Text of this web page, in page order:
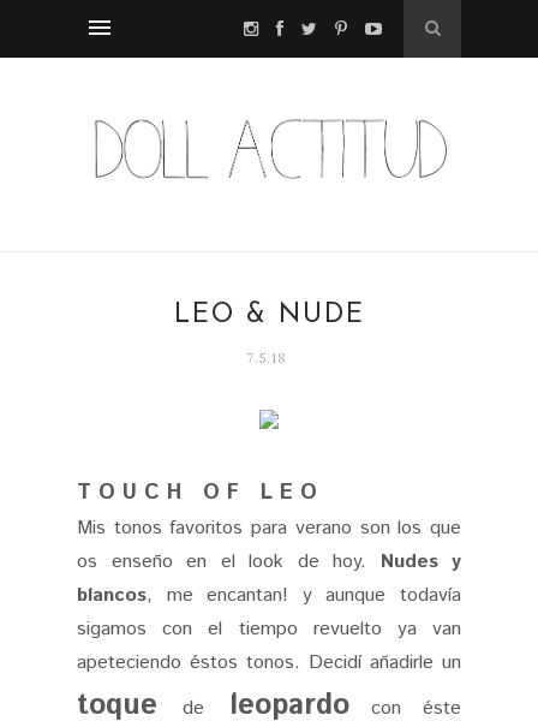
LEO & NUDE
7.5.18
T O U C H O F L E O
Mis tonos favoritos para verano son los que
os enseño en el look de hoy. Nudes y
blancos, me encantan! y aunque todavía
sigamos con el tiempo revuelto ya van
apeteciendo éstos tonos. Decidí añadirle un
toque de leopardo con éste